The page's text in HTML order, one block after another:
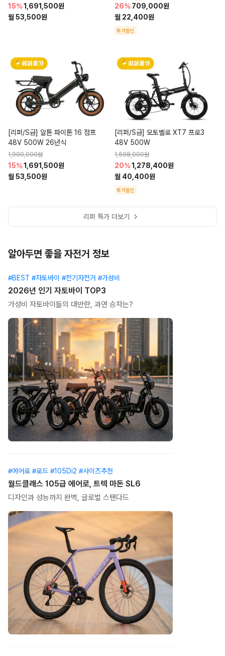
15%1,691,500원
월 53,500원
26%709,000원
월 22,400원
특가할인
[리퍼/S급] 알톤 파이톤 16 점프
48V 500W 26년식
1,990,000원
15%1,691,500원
월 53,500원
[리퍼/S급] 모토벨로 XT7 프로3
48V 500W
1,598,000원
20%1,278,400원
월 40,400원
특가할인
리퍼 특가 더보기
알아두면 좋을 자전거 정보
#BEST #자토바이 #전기자전거 #가성비
2026년 인기 자토바이 TOP3
가성비 자토바이들의 대반란, 과연 승자는?
#에어로 #로드 #105Di2 #사이즈추천
월드클래스 105급 에어로, 트렉 마돈 SL6
디자인과 성능까지 완벽, 글로벌 스탠다드